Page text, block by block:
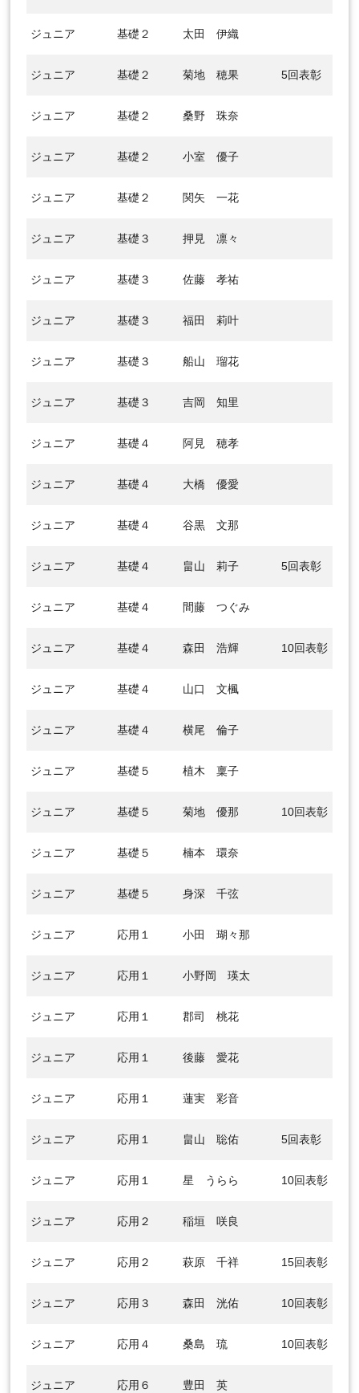
ジュニア 基礎２ 太田 伊織
ジュニア 基礎２ 菊地 穂果 5回表彰
ジュニア 基礎２ 桑野 珠奈
ジュニア 基礎２ 小室 優子
ジュニア 基礎２ 関矢 一花
ジュニア 基礎３ 押見 凛々
ジュニア 基礎３ 佐藤 孝祐
ジュニア 基礎３ 福田 莉叶
ジュニア 基礎３ 船山 瑠花
ジュニア 基礎３ 吉岡 知里
ジュニア 基礎４ 阿見 穂孝
ジュニア 基礎４ 大橋 優愛
ジュニア 基礎４ 谷黒 文那
ジュニア 基礎４ 畠山 莉子 5回表彰
ジュニア 基礎４ 間藤 つぐみ
ジュニア 基礎４ 森田 浩輝 10回表彰
ジュニア 基礎４ 山口 文楓
ジュニア 基礎４ 横尾 倫子
ジュニア 基礎５ 植木 稟子
ジュニア 基礎５ 菊地 優那 10回表彰
ジュニア 基礎５ 楠本 環奈
ジュニア 基礎５ 身深 千弦
ジュニア 応用１ 小田 瑚々那
ジュニア 応用１ 小野岡 瑛太
ジュニア 応用１ 郡司 桃花
ジュニア 応用１ 後藤 愛花
ジュニア 応用１ 蓮実 彩音
ジュニア 応用１ 畠山 聡佑 5回表彰
ジュニア 応用１ 星 うらら 10回表彰
ジュニア 応用２ 稲垣 咲良
ジュニア 応用２ 萩原 千祥 15回表彰
ジュニア 応用３ 森田 洸佑 10回表彰
ジュニア 応用４ 桑島 琉 10回表彰
ジュニア 応用６ 豊田 英